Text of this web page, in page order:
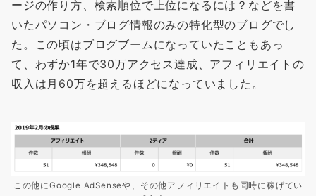
ージの作り方、検索順位で上位になるには？などを書
いたパソコン・ブログ情報のみの特化型のブログでし
た。この頃はブログブームになっていたこともあっ
て、わずか1年で30万アクセス達成、アフィリエイトの
収入は月60万を超えるほどになっていました。
この他にGoogle AdSenseや、その他アフィリエイトも同時に稼げてい